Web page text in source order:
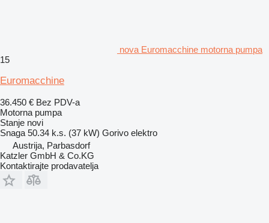
nova Euromacchine motorna pumpa
15
Euromacchine
36.450 € Bez PDV-a
Motorna pumpa
Stanje novi
Snaga 50.34 k.s. (37 kW) Gorivo elektro
Austrija, Parbasdorf
Katzler GmbH & Co.KG
Kontaktirajte prodavatelja